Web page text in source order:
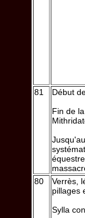
81
Début
Fin de
80
Verrès,
pillages
Sylla